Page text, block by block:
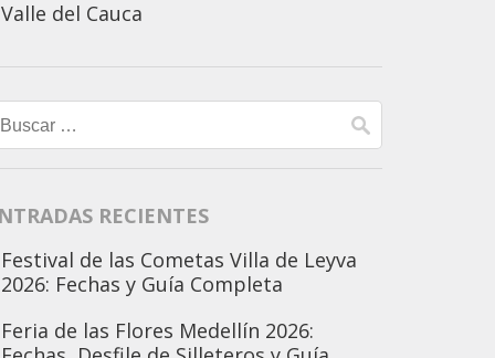
Valle del Cauca
RECIENTES
Festival de las Cometas Villa de Leyva
2026: Fechas y Guía Completa
Feria de las Flores Medellín 2026: